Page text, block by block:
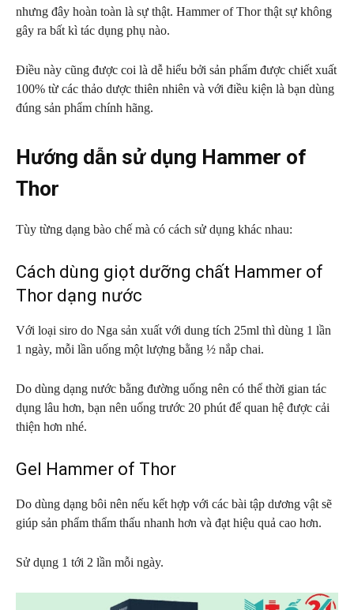
nhưng đây hoàn toàn là sự thật. Hammer of Thor thật sự không
gây ra bất kì tác dụng phụ nào.
Điều này cũng được coi là dễ hiểu bởi sản phẩm được chiết xuất
100% từ các thảo dược thiên nhiên và với điều kiện là bạn dùng
đúng sản phẩm chính hãng.
Hướng dẫn sử dụng Hammer of
Thor
Tùy từng dạng bào chế mà có cách sử dụng khác nhau:
Cách dùng giọt dưỡng chất Hammer of
Thor dạng nước
Với loại siro do Nga sản xuất với dung tích 25ml thì dùng 1 lần
1 ngày, mỗi lần uống một lượng bằng ½ nắp chai.
Do dùng dạng nước bằng đường uống nên có thể thời gian tác
dụng lâu hơn, bạn nên uống trước 20 phút để quan hệ được cải
thiện hơn nhé.
Gel Hammer of Thor
Do dùng dạng bôi nên nếu kết hợp với các bài tập dương vật sẽ
giúp sản phẩm thẩm thấu nhanh hơn và đạt hiệu quả cao hơn.
Sử dụng 1 tới 2 lần mỗi ngày.